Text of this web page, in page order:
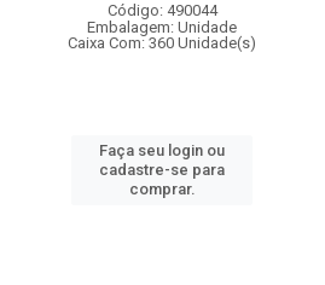
Código: 490044
Embalagem: Unidade
Caixa Com: 360 Unidade(s)
Faça seu login ou
cadastre-se para
comprar.